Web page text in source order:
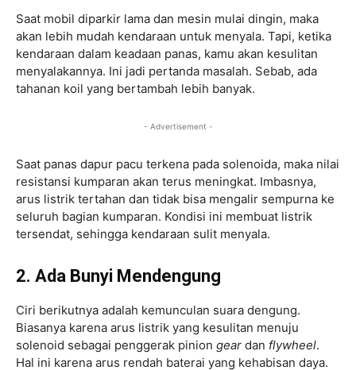
Saat mobil diparkir lama dan mesin mulai dingin, maka
akan lebih mudah kendaraan untuk menyala. Tapi, ketika
kendaraan dalam keadaan panas, kamu akan kesulitan
menyalakannya. Ini jadi pertanda masalah. Sebab, ada
tahanan koil yang bertambah lebih banyak.
- Advertisement -
Saat panas dapur pacu terkena pada solenoida, maka nilai
resistansi kumparan akan terus meningkat. Imbasnya,
arus listrik tertahan dan tidak bisa mengalir sempurna ke
seluruh bagian kumparan. Kondisi ini membuat listrik
tersendat, sehingga kendaraan sulit menyala.
2. Ada Bunyi Mendengung
Ciri berikutnya adalah kemunculan suara dengung.
Biasanya karena arus listrik yang kesulitan menuju
solenoid sebagai penggerak pinion gear dan flywheel.
Hal ini karena arus rendah baterai yang kehabisan daya.